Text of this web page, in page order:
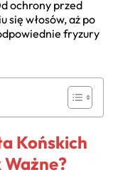
ochrony przed
się włosów, aż po
fryzury
Końskich